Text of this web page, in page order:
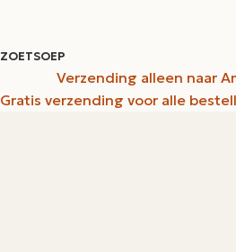
SOEP
Verzending alleen naar
Gratis verzending voor alle